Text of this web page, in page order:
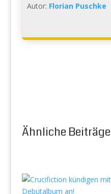
Autor: Florian Puschke
Ähnliche Beiträge